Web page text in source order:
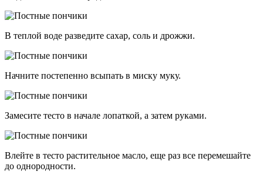
В теплой воде разведите сахар, соль и дрожжи.
Начните постепенно всыпать в миску муку.
Замесите тесто в начале лопаткой, а затем руками.
Влейте в тесто растительное масло, еще раз все перемешайте
до однородности.